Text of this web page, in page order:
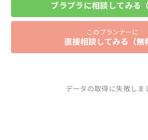
ブラプラに相談してみる（
このプランナーに
直接相談してみる（無
データの取得に失敗しま